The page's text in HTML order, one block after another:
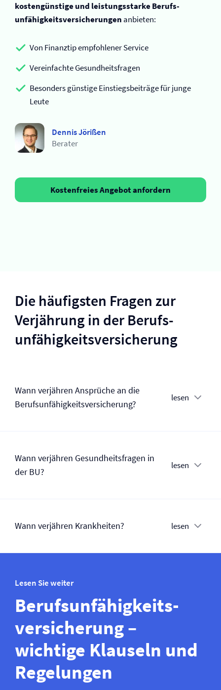
kostengünstige und leistungsstarke Berufs­
unfähigkeits­versicherungen anbieten:
Von Finanztip empfohlener Service
Vereinfachte Gesundheitsfragen
Besonders günstige Einstiegsbeiträge für junge
Leute
Dennis Jörißen
Berater
Kostenfreies Angebot anfordern
Die häufigsten Fragen zur
Verjährung in der Berufs­
unfähigkeits­versicherung
Wann verjähren Ansprüche an die
Berufs­unfähigkeits­versicherung?
lesen
Wann verjähren Gesundheitsfragen in
der BU?
lesen
Wann verjähren Krankheiten? lesen
Lesen Sie weiter
Berufs­unfähigkeits­­
versicherung –
wichtige Klauseln und
Regelungen